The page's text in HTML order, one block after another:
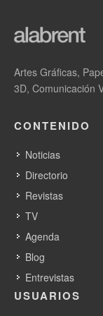
Riso
Riso
APARTADOS:
Artes Gráficas,
3D, Comunicación
CONTENIDO
Noticias
Directorio
Revistas
TV
Agenda
Blog
Entrevistas
USUARIOS